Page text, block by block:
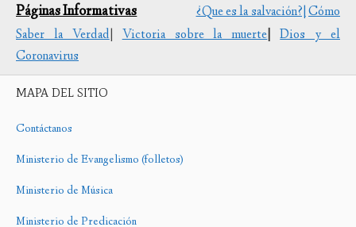
Páginas Informativas ¿Que es la salvación?|Cómo
Saber la Verdad|Victoria sobre la muerte|
Dios y el
Coronavirus
MAPA DEL SITIO
Contáctanos
Ministerio de Evangelismo (folletos)
Ministerio de Música
Ministerio de Predicación